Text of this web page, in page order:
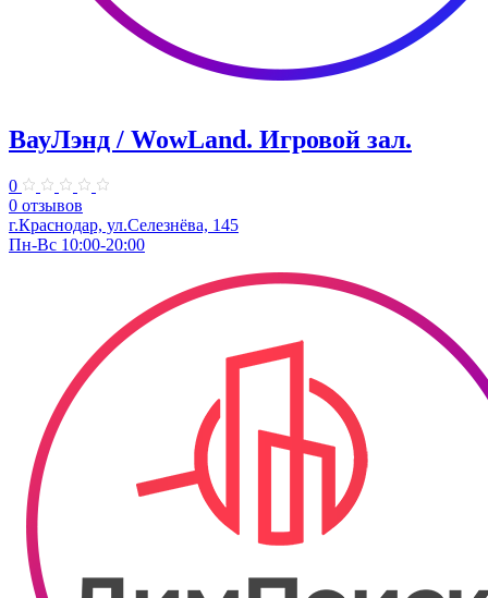
ВауЛэнд / WowLand. ​Игровой зал.
0
0 отзывов
г.Краснодар, ул.Селезнёва, 145
Пн-Вс 10:00-20:00